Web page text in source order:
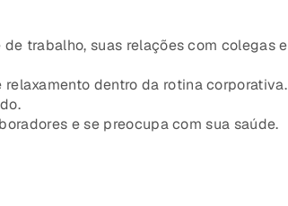
trabalho, suas relações com colegas e
dentro da rotina corporativa.
e se preocupa com sua saúde.